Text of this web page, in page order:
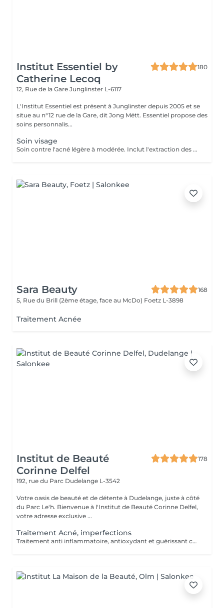
Institut Essentiel by
Catherine Lecoq
180
12, Rue de la Gare Junglinster L-6117
L'Institut Essentiel est présent à Junglinster depuis 2005 et se
situe au n°12 rue de la Gare, dit Jong Mëtt. Essentiel propose des
soins personnalis...
Soin visage
Soin contre l'acné légère à modérée. Inclut l'extraction des comédons, micro kystes, désinfection de pustules et soins adaptés. J'accorde beaucoup d'importance à expliquer les bons gestes à mes jeunes client(e)s afin qu'il prennent conscience de leur peau et prennent les bonnes habitudes. Pour de meilleurs résultats je conseille 1 soin par semaine sur 1 mois. Important: J'accorde autant d'importance à la relaxation et l'intimité de mes jeunes clients. De ce fait aucun accompagnant ne sera autorisé à rester dans la cabine durant le soin Inclut: Nettoyage et extraction de kystes, comédons et pustules. Désinfection et soins purifiants adaptés. Matériel stérilisé et/ou à usage unique.
Sara Beauty
168
5, Rue du Brill (2ème étage, face au McDo) Foetz L-3898
Traitement Acnée
Institut de Beauté
Corinne Delfel
178
192, rue du Parc Dudelange L-3542
Votre oasis de beauté et de détente à Dudelange, juste à côté
du Parc Le'h. Bienvenue à l'Institut de Beauté Corinne Delfel,
votre adresse exclusive ...
Traitement Acné, imperfections
Traitement anti inflammatoire, antioxydant et guérissant contre l'acné